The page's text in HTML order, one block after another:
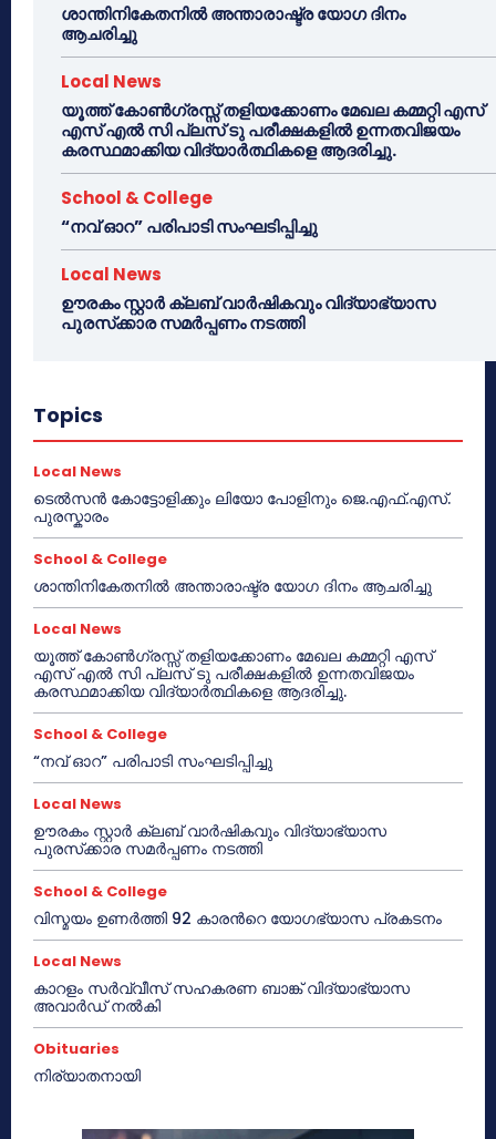
ശാന്തിനികേതനിൽ അന്താരാഷ്ട്ര യോഗ ദിനം
ആചരിച്ചു
Local News
യൂത്ത് കോൺഗ്രസ്സ് തളിയക്കോണം മേഖല കമ്മറ്റി എസ്
എസ് എൽ സി പ്ലസ് ടു പരീക്ഷകളിൽ ഉന്നതവിജയം
കരസ്ഥമാക്കിയ വിദ്യാർത്ഥികളെ ആദരിച്ചു.
School & College
“നവ് ഓറ” പരിപാടി സംഘടിപ്പിച്ചു
Local News
ഊരകം സ്റ്റാർ ക്ലബ് വാർഷികവും വിദ്യാഭ്യാസ
പുരസ്‌ക്കാര സമർപ്പണം നടത്തി
Topics
Local News
ടെൽസൻ കോട്ടോളിക്കും ലിയോ പോളിനും ജെ.എഫ്.എസ്.
പുരസ്കാരം
School & College
ശാന്തിനികേതനിൽ അന്താരാഷ്ട്ര യോഗ ദിനം ആചരിച്ചു
Local News
യൂത്ത് കോൺഗ്രസ്സ് തളിയക്കോണം മേഖല കമ്മറ്റി എസ്
എസ് എൽ സി പ്ലസ് ടു പരീക്ഷകളിൽ ഉന്നതവിജയം
കരസ്ഥമാക്കിയ വിദ്യാർത്ഥികളെ ആദരിച്ചു.
School & College
“നവ് ഓറ” പരിപാടി സംഘടിപ്പിച്ചു
Local News
ഊരകം സ്റ്റാർ ക്ലബ് വാർഷികവും വിദ്യാഭ്യാസ
പുരസ്‌ക്കാര സമർപ്പണം നടത്തി
School & College
വിസ്മയം ഉണർത്തി 92 കാരൻറെ യോഗഭ്യാസ പ്രകടനം
Local News
കാറളം സർവ്വീസ് സഹകരണ ബാങ്ക് വിദ്യാഭ്യാസ
അവാർഡ് നൽകി
Obituaries
നിര്യാതനായി